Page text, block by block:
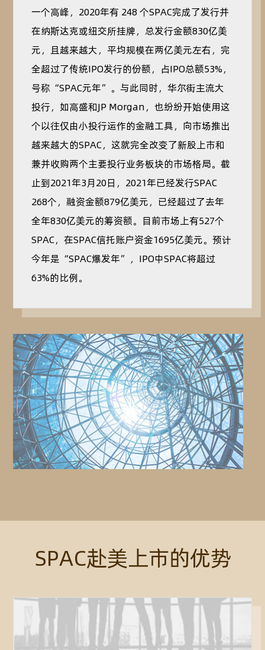
一个高峰，2020年有 248 个SPAC完成了发行并
在纳斯达克或纽交所挂牌，总发行金额830亿美
元，且越来越大，平均规模在两亿美元左右，完
全超过了传统IPO发行的份额，占IPO总额53%，
号称“SPAC元年”。与此同时，华尔街主流大
投行，如高盛和JP Morgan，也纷纷开始使用这
个以往仅由小投行运作的金融工具，向市场推出
越来越大的SPAC，这就完全改变了新股上市和
兼并收购两个主要投行业务板块的市场格局。截
止到2021年3月20日，2021年已经发行SPAC
268个，融资金额879亿美元，已经超过了去年
全年830亿美元的筹资额。目前市场上有527个
SPAC，在SPAC信托账户资金1695亿美元。预计
今年是“SPAC爆发年”，IPO中SPAC将超过
63%的比例。
SPAC赴美上市的优势